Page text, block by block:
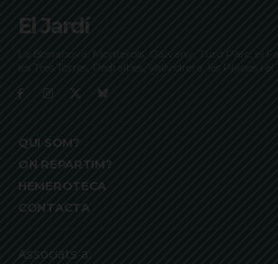
El Jardí
La Bonanova, Monterols, Galvany, Turó Parc, el
les Tres Torres, Pedralbes, Vallvidrera, les Planes i el
QUI SOM?
ON REPARTIM?
HEMEROTECA
CONTACTA
Associats a: